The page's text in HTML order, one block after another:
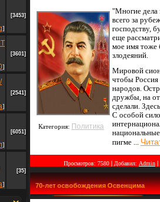
]
[3453]
]
[3601]
]
[2541]
]
[6051]
]
[35]
Категория: Политика
"Многие дела
всего за
господству,
еще
мое имя тоже
злодеяний.
Мировой
чтобы Россия
народов.
дружбы, на
сделали.
С особой
пигме ...
Просмотров: 7580 | Добавил: Admin |
70-лет освобождения Освенцима